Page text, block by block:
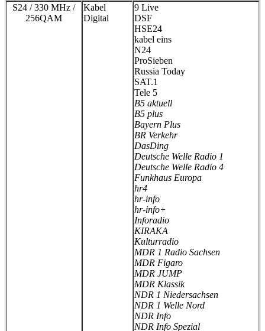
S24 / 330 MHz /
256QAM
Kabel
Digital
9 Live
DSF
HSE24
kabel eins
N24
ProSieben
Russia Today
SAT.1
Tele 5
B5 aktuell
B5 plus
Bayern Plus
BR Verkehr
DasDing
Deutsche Welle Radio 1
Deutsche Welle Radio 4
Funkhaus Europa
hr4
hr-info
hr-info+
Inforadio
KIRAKA
Kulturradio
MDR 1 Radio Sachsen
MDR Figaro
MDR JUMP
MDR Klassik
NDR 1 Niedersachsen
NDR 1 Welle Nord
NDR Info
NDR Info Spezial